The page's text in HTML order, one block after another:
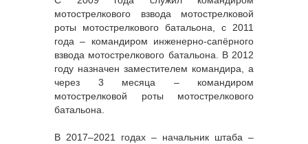
мотострелкового взвода мотострелковой
роты мотострелкового батальона, с 2011
года – командиром инженерно-сапёрного
взвода мотострелкового батальона. В 2012
году назначен заместителем командира, а
через 3 месяца – командиром
мотострелковой роты мотострелкового
батальона.
В 2017–2021 годах – начальник штаба –